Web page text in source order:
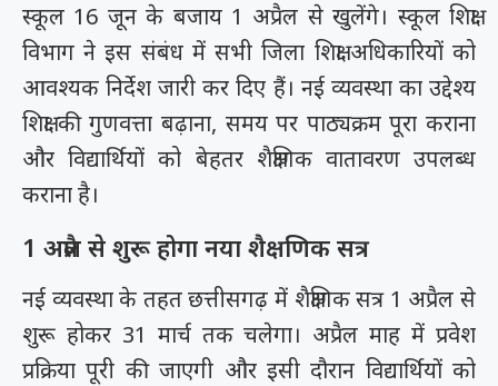
स्कूल 16 जून के बजाय 1 अप्रैल से खुलेंगे। स्कूल शिक्षा
विभाग ने इस संबंध में सभी जिला शिक्षा अधिकारियों को
आवश्यक निर्देश जारी कर दिए हैं। नई व्यवस्था का उद्देश्य
शिक्षा की गुणवत्ता बढ़ाना, समय पर पाठ्यक्रम पूरा कराना
और विद्यार्थियों को बेहतर शैक्षणिक वातावरण उपलब्ध
कराना है।
1 अप्रैल से शुरू होगा नया शैक्षणिक सत्र
नई व्यवस्था के तहत छत्तीसगढ़ में शैक्षणिक सत्र 1 अप्रैल से
शुरू होकर 31 मार्च तक चलेगा। अप्रैल माह में प्रवेश
प्रक्रिया पूरी की जाएगी और इसी दौरान विद्यार्थियों को